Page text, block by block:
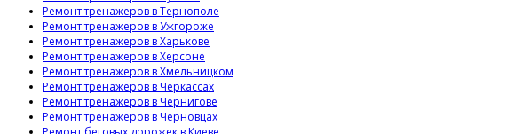
Ремонт тренажеров в Тернополе
Ремонт тренажеров в Ужгороже
Ремонт тренажеров в Харькове
Ремонт тренажеров в Херсоне
Ремонт тренажеров в Хмельницком
Ремонт тренажеров в Черкассах
Ремонт тренажеров в Чернигове
Ремонт тренажеров в Черновцах